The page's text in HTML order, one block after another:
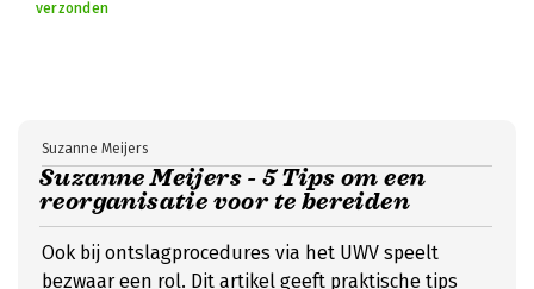
verzonden
Suzanne Meijers - 5 Tips om een
reorganisatie voor te bereiden
Suzanne Meijers
Ook bij ontslagprocedures via het UWV speelt
bezwaar een rol. Dit artikel geeft praktische tips